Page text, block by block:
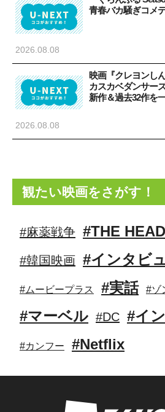
青春バカ騒ぎコメ
2026.08.08
映画『クレヨンし
カスカベダンサー
新作＆過去32作を
2026.08.08
観たい映画をさがす！
#麻薬戦争 #THE HEAD
#韓国映画 #インタビ
#ムービープラス #実話 #ゾ
#マーベル #DC #イ
#カンフー #Netflix